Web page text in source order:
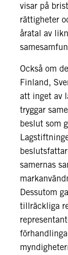
visar på
rättigheter
åratal av
Också om
Finland,
att inget av
tryggar
beslut som
samernas
Dessutom
tillräckliga